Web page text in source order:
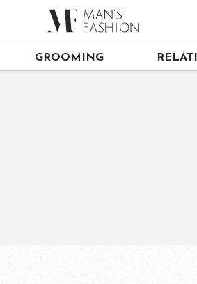
GROOMING